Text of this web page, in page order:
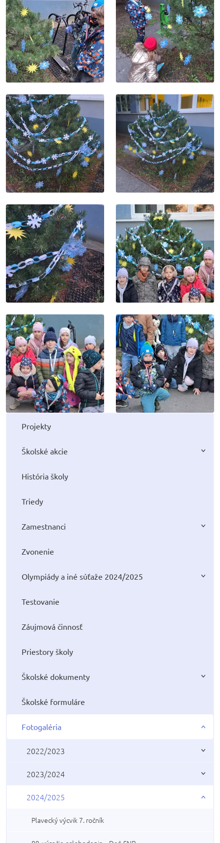
Projekty
Školské akcie
História školy
Triedy
Zamestnanci
Zvonenie
Olympiády a iné súťaže 2024/2025
Testovanie
Záujmová činnosť
Priestory školy
Školské dokumenty
Školské formuláre
Fotogaléria
2022/2023
2023/2024
2024/2025
Plavecký výcvik 7. ročník